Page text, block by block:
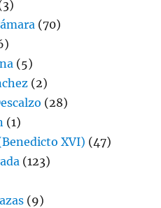
(70)
(5)
(2)
(28)
(1)
XVI) (47)
(123)
(9)